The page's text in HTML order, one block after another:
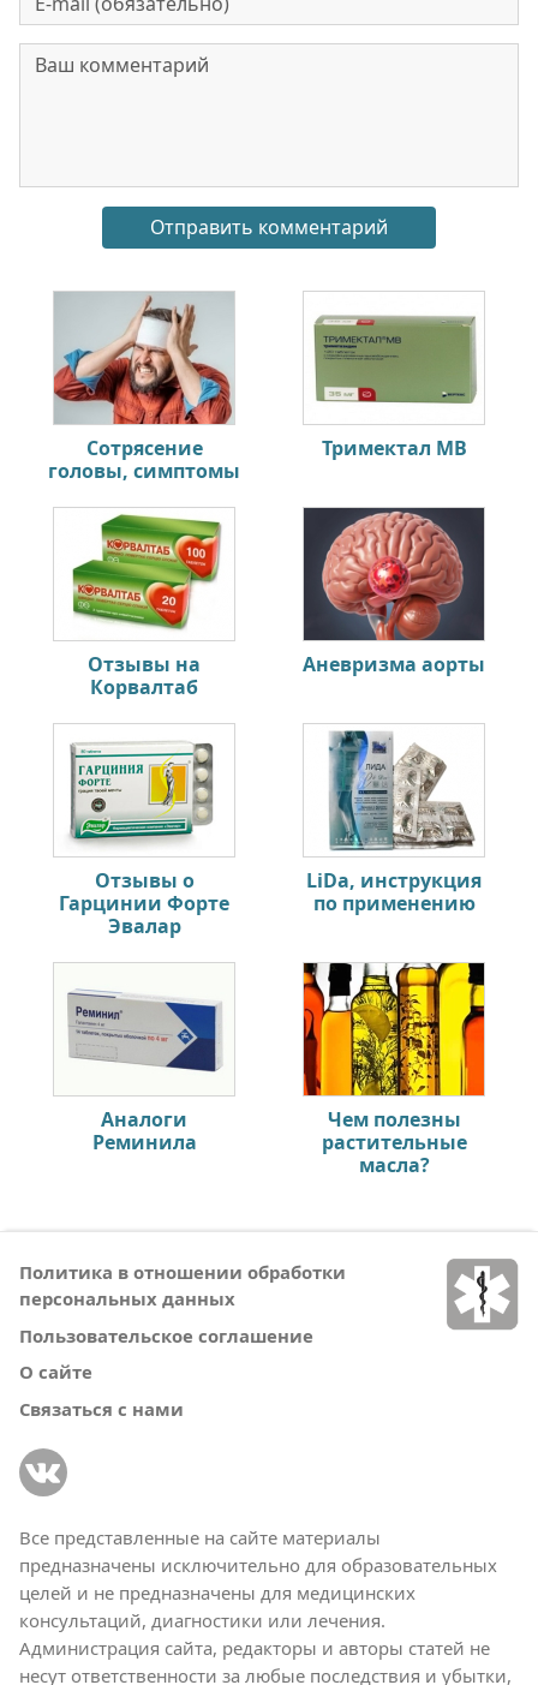
Сотрясение
головы, симптомы
Тримектал МВ
Отзывы на
Корвалтаб
Аневризма аорты
Отзывы о
Гарцинии Форте
Эвалар
LiDa, инструкция
по применению
Аналоги
Реминила
Чем полезны
растительные
масла?
Политика в отношении обработки
персональных данных
Пользовательское соглашение
О сайте
Связаться с нами
Все представленные на сайте материалы
предназначены исключительно для образовательных
целей и не предназначены для медицинских
консультаций, диагностики или лечения.
Администрация сайта, редакторы и авторы статей не
несут ответственности за любые последствия и убытки,